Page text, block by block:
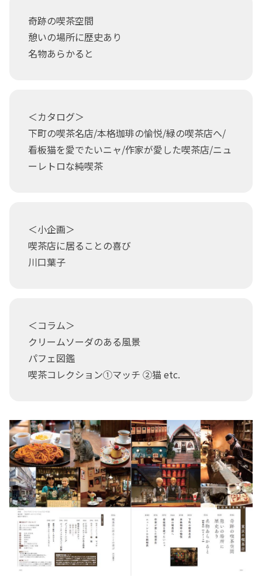
奇跡の喫茶空間
憩いの場所に歴史あり
名物あらかると
＜カタログ＞
下町の喫茶名店/本格珈琲の愉悦/緑の喫茶店へ/
看板猫を愛でたいニャ/作家が愛した喫茶店/ニュ
ーレトロな純喫茶
＜小企画＞
喫茶店に居ることの喜び
川口葉子
＜コラム＞
クリームソーダのある風景
パフェ図鑑
喫茶コレクション①マッチ ②猫 etc.